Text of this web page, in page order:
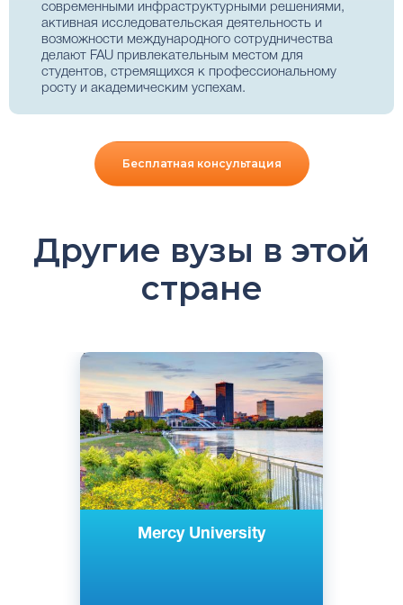
современными инфраструктурными решениями,
активная исследовательская деятельность и
возможности международного сотрудничества
делают FAU привлекательным местом для
студентов, стремящихся к профессиональному
росту и академическим успехам.
Бесплатная консультация
Другие вузы в этой
стране
Mercy University
Английский
Нью-Йорк, США
Частный